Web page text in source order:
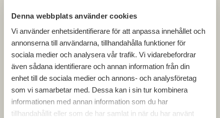
Denna webbplats använder cookies
Vi använder enhetsidentifierare för att anpassa innehållet och
annonserna till användarna, tillhandahålla funktioner för
sociala medier och analysera vår trafik. Vi vidarebefordrar
även sådana identifierare och annan information från din
enhet till de sociala medier och annons- och analysföretag
som vi samarbetar med. Dessa kan i sin tur kombinera
informationen med annan information som du har
tillhandahållit eller som de har samlat in när du har använt
GBJ bostad.
Projektet är ett exempel på hållbar utveckling där
befintliga byggnader återbrukas och anpassas
för framtidens behov.
– Genom att utveckla Tallgården skapar vi ett
attraktivt tillskott av nya boendeformer i en by
med stark gemenskap och entreprenörsanda,
samtidigt som vi bevarar platsens identitet, säger